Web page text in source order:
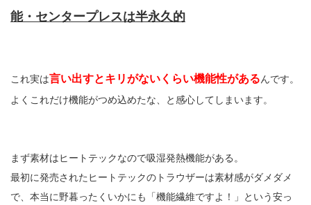
能・センタープレスは半永久的
これ実は言い出すとキリがないくらい機能性があるんです。
よくこれだけ機能がつめ込めたな、と感心してしまいます。
まず素材はヒートテックなので吸湿発熱機能がある。
最初に発売されたヒートテックのトラウザーは素材感がダメダメ
で、本当に野暮ったくいかにも「機能繊維ですよ！」という安っ